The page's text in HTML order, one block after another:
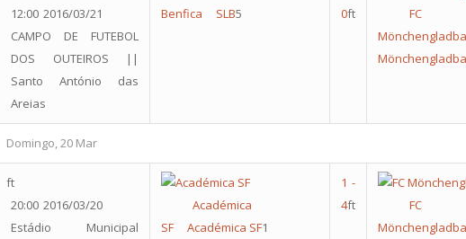
2016/03/21
12:00
CAMPO DE FUTEBOL
DOS OUTEIROS ||
Santo António das
Areias
Benfica
SLB5
0ft
FC
Domingo, 20 Mar
ft
2016/03/20
20:00
Estádio Municipal
Académica
SF
Académica SF1
1 -
4ft
FC